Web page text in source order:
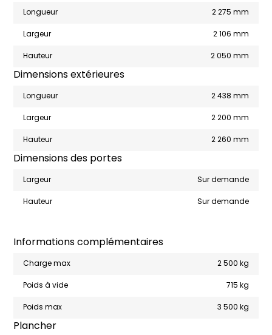
Longueur
2 275 mm
Largeur
2 106 mm
Hauteur
2 050 mm
Dimensions extérieures
Longueur
2 438 mm
Largeur
2 200 mm
Hauteur
2 260 mm
Dimensions des portes
Largeur
Sur demande
Hauteur
Sur demande
Informations complémentaires
Charge max
2 500 kg
Poids à vide
715 kg
Poids max
3 500 kg
Plancher